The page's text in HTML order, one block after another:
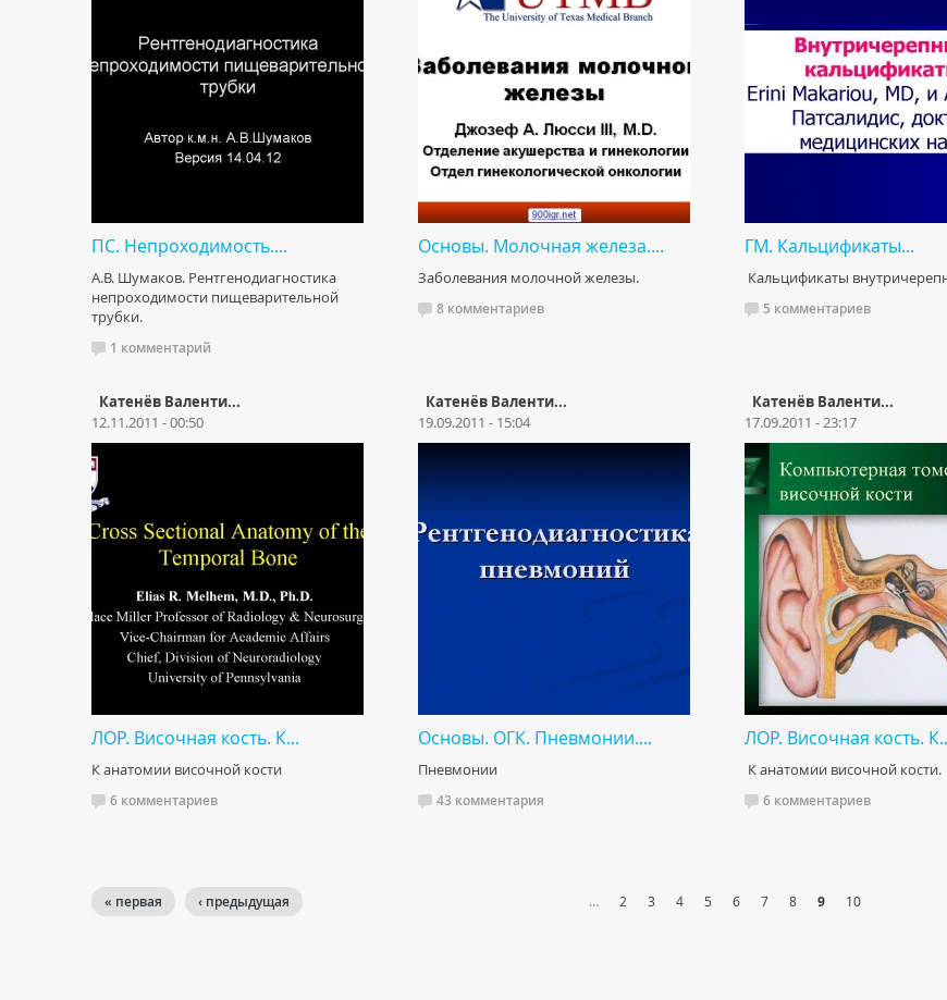
ПС. Непроходимость....
А.В. Шумаков. Рентгенодиагностика
непроходимости пищеварительной
трубки.
1 комментарий
Основы. Молочная железа....
Заболевания молочной железы.
8 комментариев
ГМ. Кальцификаты...
Кальцификаты
5 комментариев
Катенёв Валенти...
12.11.2011 - 00:50
ЛОР. Височная кость. К...
К анатомии височной кости
6 комментариев
Катенёв Валенти...
19.09.2011 - 15:04
Основы. ОГК. Пневмонии....
Пневмонии
43 комментария
Катенёв Валенти...
17.09.2011 - 23:17
ЛОР. Височная кость.
К анатомии височной кости.
6 комментариев
« первая ‹ предыдущая … 2 3 4 5 6 7 8 9 10